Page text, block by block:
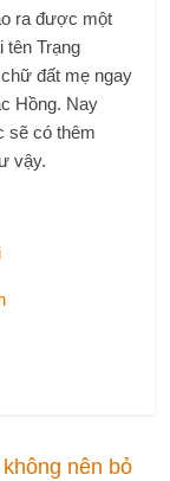
ra được một
tên Trạng
đất mẹ ngay
Hồng. Nay
sẽ có thêm
vậy.
nên bỏ